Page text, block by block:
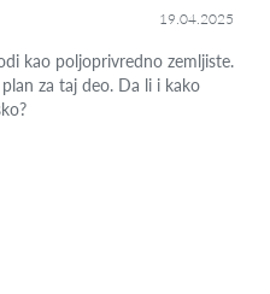
19.04.2025
kao poljoprivredno zemljiste.
za taj deo. Da li i kako